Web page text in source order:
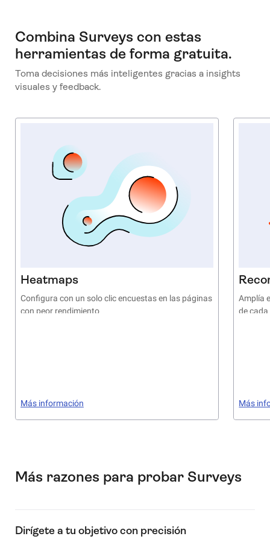
Combina Surveys con estas
herramientas de forma gratuita.
Toma decisiones más inteligentes gracias a insights
visuales y feedback.
Heatmaps
Configura con un solo clic encuestas en las páginas
con peor rendimiento
Más información
Amplía
de
Más
Más razones para probar Surveys
Dirígete a tu objetivo con precisión